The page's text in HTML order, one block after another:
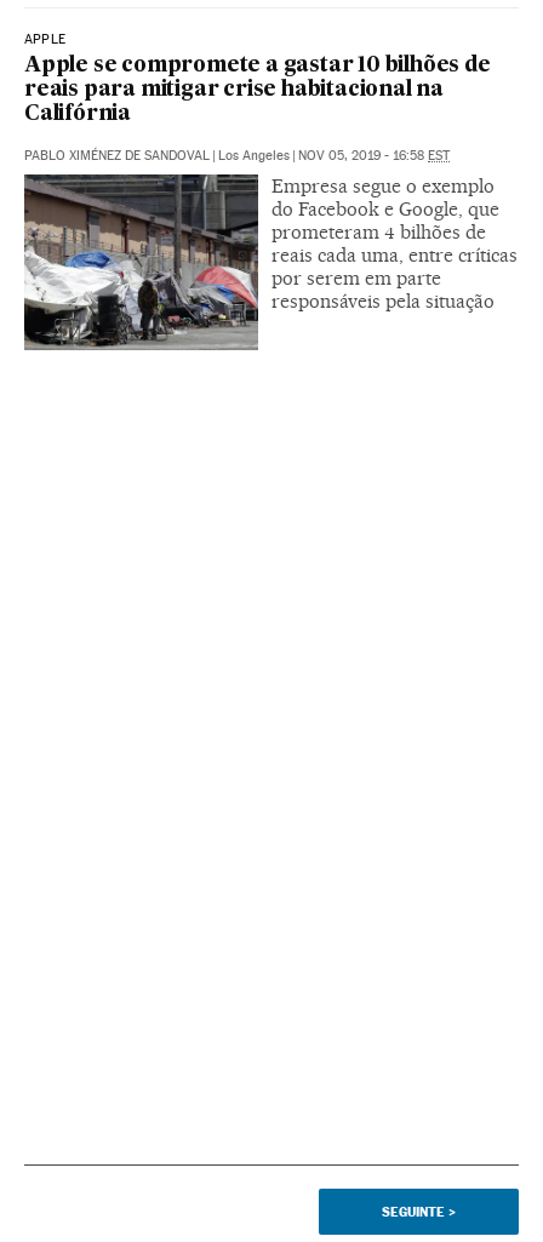
APPLE
Apple se compromete a gastar 10 bilhões de
reais para mitigar crise habitacional na
Califórnia
PABLO XIMÉNEZ DE SANDOVAL | Los Angeles | NOV 05, 2019 - 16:58 EST
Empresa segue o exemplo
do Facebook e Google, que
prometeram 4 bilhões de
reais cada uma, entre críticas
por serem em parte
responsáveis pela situação
SEGUINTE >